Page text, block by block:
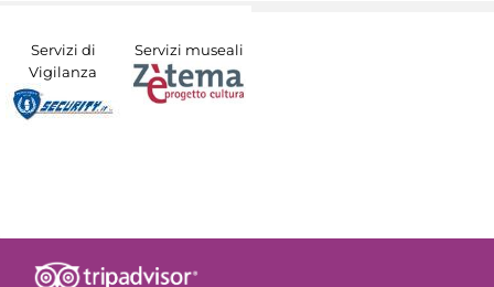
Servizi di
Vigilanza
Servizi museali